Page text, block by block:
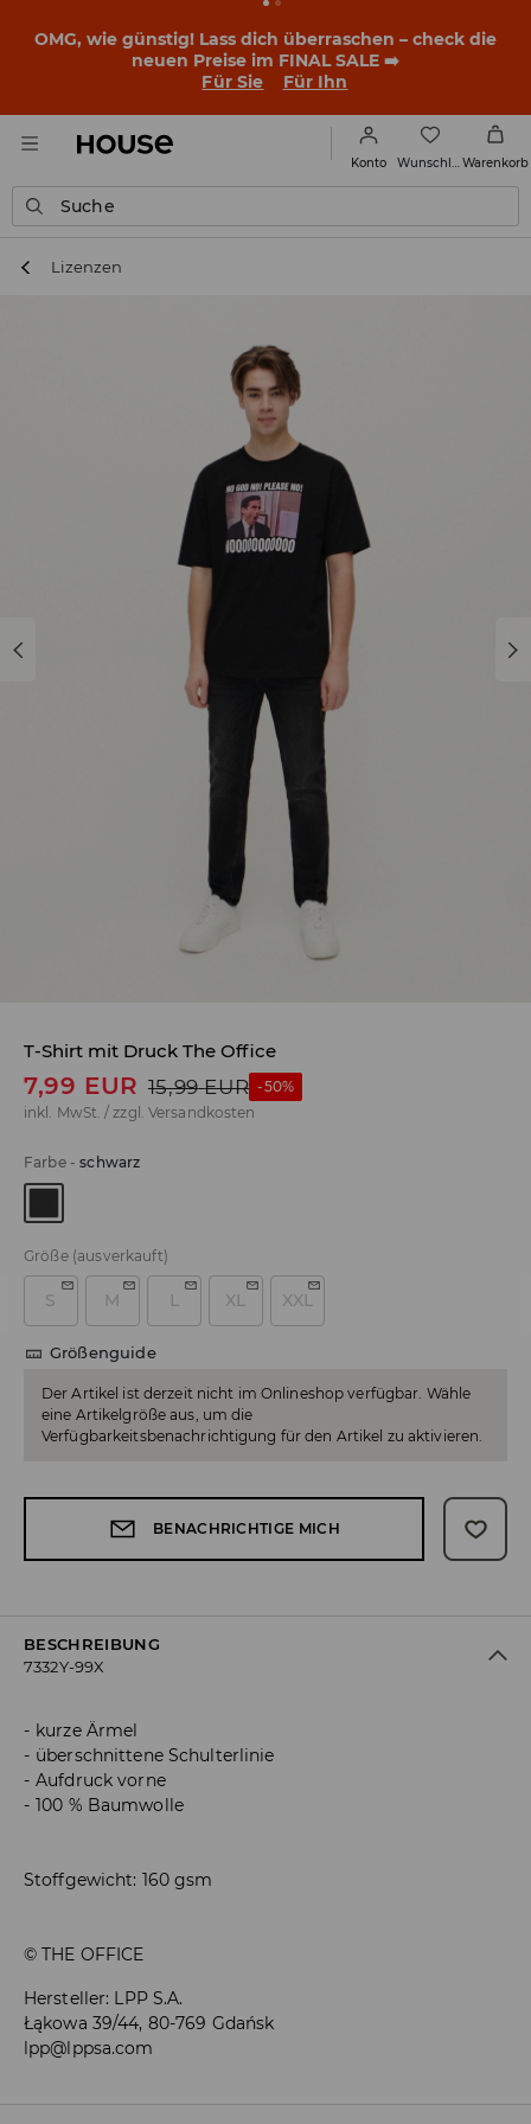
OMG, wie günstig! Lass dich überraschen – check die
neuen Preise im FINAL SALE ➡️
Für Sie
Für Ihn
Konto Warenkorb
Suche
Lizenzen
T-Shirt mit Druck The Office
7,99 EUR 15,99 EUR -50%
inkl. MwSt. / zzgl. Versandkosten
Farbe-schwarz
Größe (ausverkauft)
S M L XL XXL
Größenguide
Der Artikel ist derzeit nicht im Onlineshop verfügbar. Wähle
eine Artikelgröße aus, um die
Verfügbarkeitsbenachrichtigung für den Artikel zu aktivieren.
BENACHRICHTIGE MICH
BESCHREIBUNG
7332Y-99X
kurze Ärmel
überschnittene Schulterlinie
Aufdruck vorne
100 % Baumwolle
Stoffgewicht: 160 gsm
© THE OFFICE
Hersteller: LPP S.A.
Łąkowa 39/44, 80-769 Gdańsk
lpp@lppsa.com